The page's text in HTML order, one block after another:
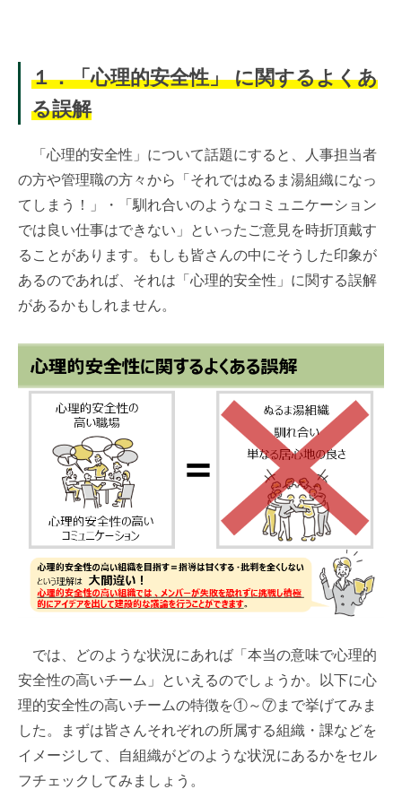
１．「心理的安全性」 に関するよくあ
る誤解
「心理的安全性」について話題にすると、人事担当者
の方や管理職の方々から「それではぬるま湯組織になっ
てしまう！」・「馴れ合いのようなコミュニケーション
では良い仕事はできない」といったご意見を時折頂戴す
ることがあります。もしも皆さんの中にそうした印象が
あるのであれば、それは「心理的安全性」に関する誤解
があるかもしれません。
では、どのような状況にあれば「本当の意味で心理的
安全性の高いチーム」といえるのでしょうか。以下に心
理的安全性の高いチームの特徴を①～⑦まで挙げてみま
した。まずは皆さんそれぞれの所属する組織・課などを
イメージして、自組織がどのような状況にあるかをセル
フチェックしてみましょう。